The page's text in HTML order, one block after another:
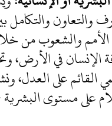
والتعاون والتكامل
والشعوب من
الإنسان في الأرض،
القائم على العدل،
على مستوى